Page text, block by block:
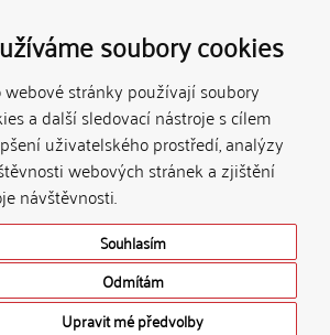
soubory cookies
webové stránky používají soubory
a další sledovací nástroje s cílem
uživatelského prostředí, analýzy
webových stránek a zjištění
návštěvnosti.
Souhlasím
Odmítám
Upravit mé předvolby
použity k
vydávány
jinou
než autora.
shall not
results of
other
person
© 2002-